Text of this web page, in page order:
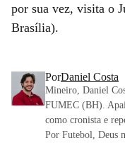
por sua vez, visita o
Brasília).
PorDaniel Costa
Mineiro, Daniel
FUMEC (BH).
como cronista e
Por Futebol, Deus